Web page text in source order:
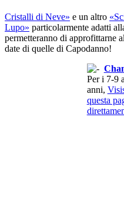
Cristalli di Neve» e un altro
Lupo» particolarmente adatti
permetteranno di approfittarne
date di quelle di Capodanno!
Per i 7-9
anni,
questa